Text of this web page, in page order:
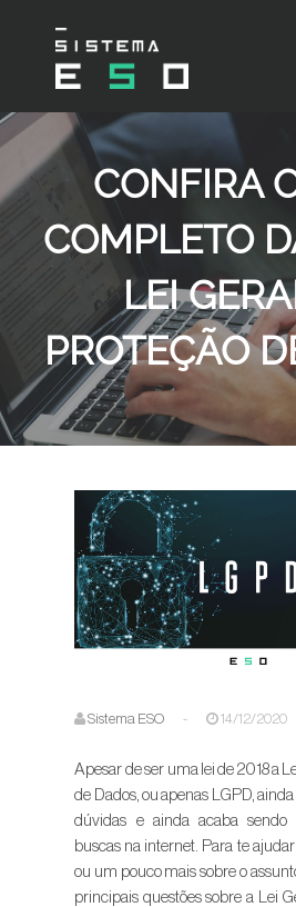
CONFIRA
COMPLETO
LEI
PROTEÇÃO
Sistema ESO - 14/12/2020
Apesar de ser uma lei de 2018 a
de Dados, ou apenas LGPD,
dúvidas e ainda acaba
buscas na internet. Para te
ou um pouco mais sobre o
principais questões sobre a Lei